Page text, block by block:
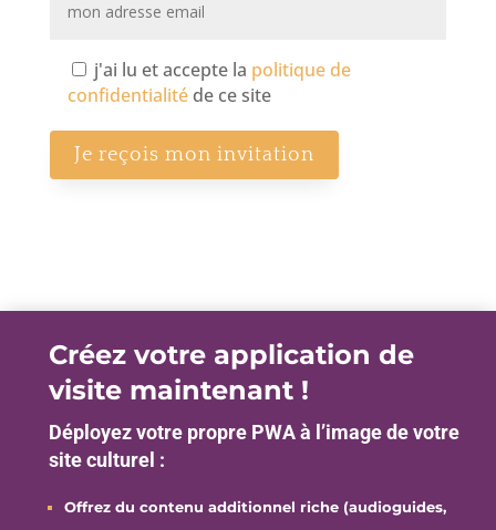
j'ai lu et accepte la politique de
confidentialitéde ce site
Créez votre application de
visite maintenant !
Déployez votre propre PWA à l’image de votre
site culturel :
Offrez du contenu additionnel riche (audioguides,